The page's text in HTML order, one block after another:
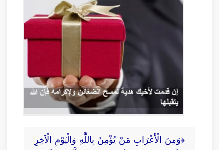
﴿وَمِنَ الْأَعْرَابِ مَنْ يُؤْمِنُ بِاللَّهِ وَالْيَوْمِ الْآخِرِ